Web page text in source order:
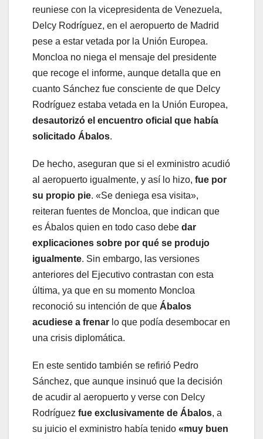
reuniese con la vicepresidenta de Venezuela,
Delcy Rodríguez, en el aeropuerto de Madrid
pese a estar vetada por la Unión Europea.
Moncloa no niega el mensaje del presidente
que recoge el informe, aunque detalla que en
cuanto Sánchez fue consciente de que Delcy
Rodríguez estaba vetada en la Unión Europea,
desautorizó el encuentro oficial que había
solicitado Ábalos.
De hecho, aseguran que si el exministro acudió
al aeropuerto igualmente, y así lo hizo, fue por
su propio pie. «Se deniega esa visita»,
reiteran fuentes de Moncloa, que indican que
es Ábalos quien en todo caso debe dar
explicaciones sobre por qué se produjo
igualmente. Sin embargo, las versiones
anteriores del Ejecutivo contrastan con esta
última, ya que en su momento Moncloa
reconoció su intención de que Ábalos
acudiese a frenar lo que podía desembocar en
una crisis diplomática.
En este sentido también se refirió Pedro
Sánchez, que aunque insinuó que la decisión
de acudir al aeropuerto y verse con Delcy
Rodríguez fue exclusivamente de Ábalos, a
su juicio el exministro había tenido «muy buen